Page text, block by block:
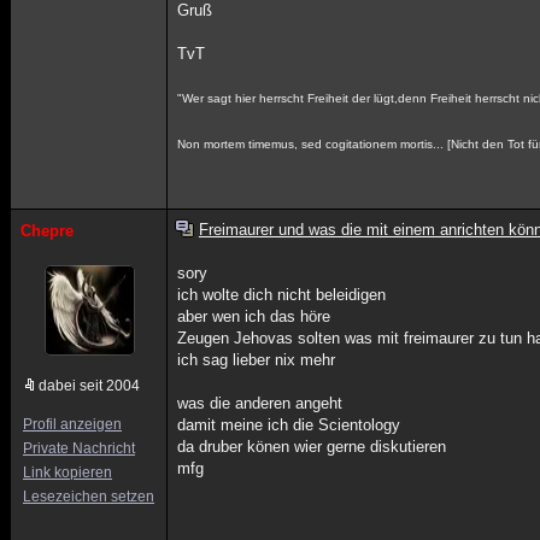
Gruß
TvT
"Wer sagt hier herrscht Freiheit der lügt,denn Freiheit herrscht
Non mortem timemus, sed cogitationem mortis... [Nicht den Tot
Chepre
dabei seit 2004
Profil anzeigen
Private Nachricht
Link kopieren
Lesezeichen setzen
Freimaurer und was die mit einem anrichten
sory
ich wolte dich nicht beleidigen
aber wen ich das höre
Zeugen Jehovas solten was mit freimaurer zu tun
ich sag lieber nix mehr
was die anderen angeht
damit meine ich die Scientology
da druber könen wier gerne diskutieren
mfg